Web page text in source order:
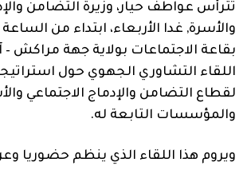
تترأس عواطف حيار، وزيرة التضامن
والأسرة, غدا الأربعاء، ابتداء من
بقاعة الاجتماعات بولاية جهة مراكش
لقطاع التضامن والإدماج الاجتماعي
والمؤسسات التابعة له.
ويروم هذا اللقاء الذي ينظم حضوريا